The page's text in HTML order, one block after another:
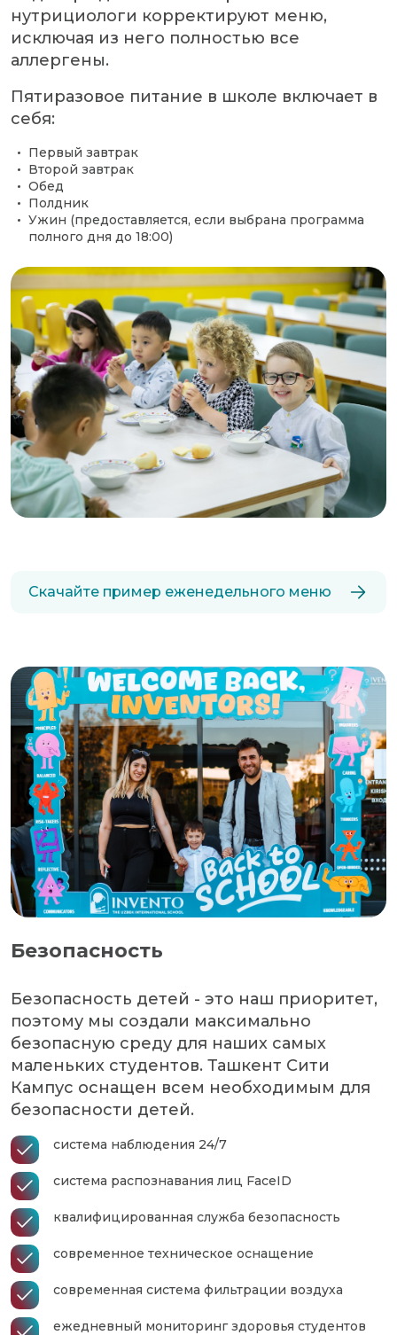
нутрициологи корректируют меню,
исключая из него полностью все
аллергены.
Пятиразовое питание в школе включает в
себя:
Первый завтрак
Второй завтрак
Обед
Полдник
Ужин (предоставляется, если выбрана программа
полного дня до 18:00)
Скачайте пример еженедельного меню
Безопасность
Безопасность детей - это наш приоритет,
поэтому мы создали максимально
безопасную среду для наших самых
маленьких студентов. Ташкент Сити
Кампус оснащен всем необходимым для
безопасности детей.
система наблюдения 24/7
система распознавания лиц FaceID
квалифицированная служба безопасность
современное техническое оснащение
современная система фильтрации воздуха
ежедневный мониторинг здоровья студентов